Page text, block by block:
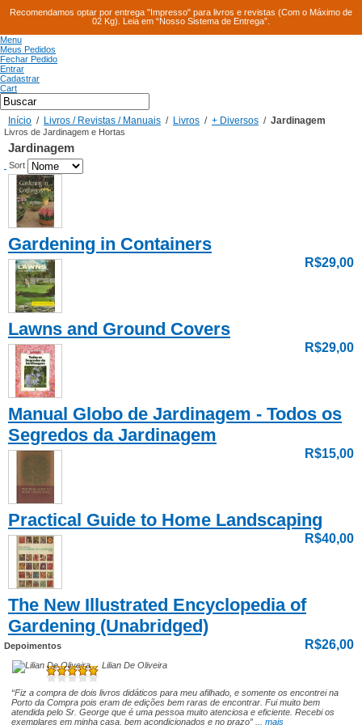
Recomendamos optar por entrega "Impresso" para livros e revistas (Com o Máximo de
02 Kg). Leia em “Nosso Sistema de Entrega”.
Menu
Meus Pedidos
Fechar Pedido
Entrar
Cadastrar
Cart
Início / Livros / Revistas / Manuais / Livros / + Diversos / Jardinagem
Livros de Jardinagem e Hortas
Jardinagem
Sort
Gardening in Containers
R$29,00
Lawns and Ground Covers
R$29,00
Manual Globo de Jardinagem - Todos os
Segredos da Jardinagem
R$15,00
Practical Guide to Home Landscaping
R$40,00
The New Illustrated Encyclopedia of
Gardening (Unabridged)
R$26,00
Depoimentos
Lilian De Oliveira
“Fiz a compra de dois livros didáticos para meu afilhado, e somente os encontrei na
Porto da Compra pois eram de edições bem raras de encontrar. Fui muito bem
atendida pelo Sr. George que é uma pessoa muito atenciosa e eficiente. Recebi os
exemplares em minha casa, bem acondicionados e no prazo” ... mais